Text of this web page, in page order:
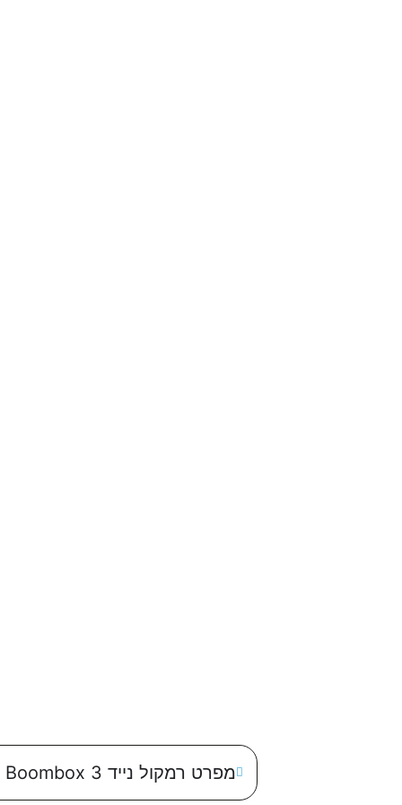
מפרט רמקול נייד JBL Boombox 3 יבואן רשמי